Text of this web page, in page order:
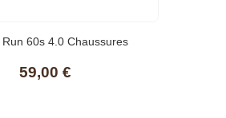
Run 60s 4.0 Chaussures
59,00 €